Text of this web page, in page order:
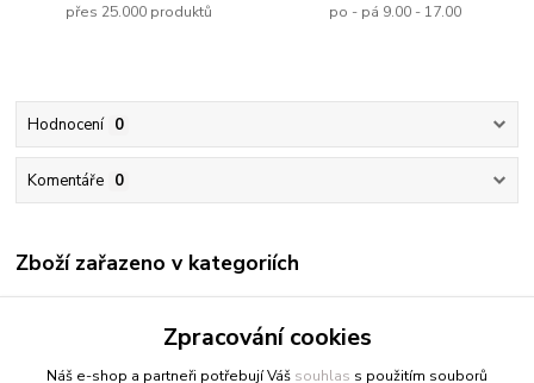
přes 25.000 produktů
po - pá 9.00 - 17.00
Hodnocení 0
Komentáře 0
Zboží zařazeno v kategoriích
Renesans
Olejové barvy jednotlivěZpracování cookies
Náš e-shop a partneři potřebují Váš souhlas s použitím souborů